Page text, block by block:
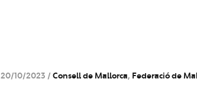
20/10/2023 / Consell de Mallorca, Federació de